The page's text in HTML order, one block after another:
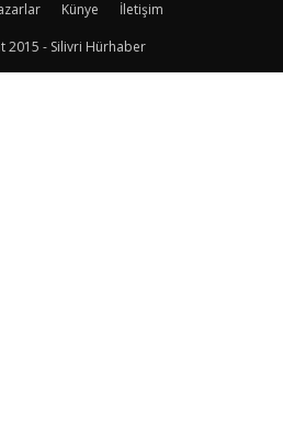
Künye
İletişim
2015 - Silivri Hürhaber